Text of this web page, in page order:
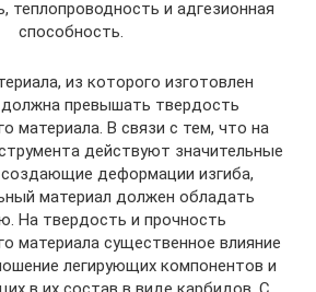
теплопроводность и адгезионная
способность.
из которого изготовлен
превышать твердость
материала. В связи с тем, что на
действуют значительные
создающие деформации изгиба,
материал должен обладать
На твердость и прочность
материала существенное влияние
легирующих компонентов и